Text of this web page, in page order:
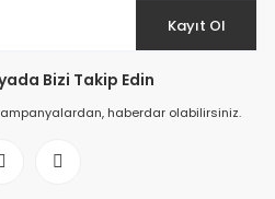
Kayıt Ol
Bizi Takip Edin
haberdar olabilirsiniz.